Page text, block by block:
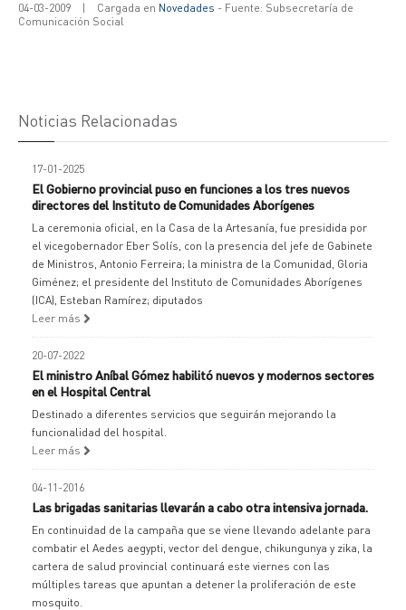
04-03-2009 | Cargada en Novedades - Fuente: Subsecretaría de
Comunicación Social
Noticias Relacionadas
17-01-2025
El Gobierno provincial puso en funciones a los tres nuevos
directores del Instituto de Comunidades Aborígenes
La ceremonia oficial, en la Casa de la Artesanía, fue presidida por
el vicegobernador Eber Solís, con la presencia del jefe de Gabinete
de Ministros, Antonio Ferreira; la ministra de la Comunidad, Gloria
Giménez; el presidente del Instituto de Comunidades Aborígenes
(ICA), Esteban Ramírez; diputados
Leer más
20-07-2022
El ministro Aníbal Gómez habilitó nuevos y modernos sectores
en el Hospital Central
Destinado a diferentes servicios que seguirán mejorando la
funcionalidad del hospital.
Leer más
04-11-2016
Las brigadas sanitarias llevarán a cabo otra intensiva jornada.
En continuidad de la campaña que se viene llevando adelante para
combatir el Aedes aegypti, vector del dengue, chikungunya y zika, la
cartera de salud provincial continuará este viernes con las
múltiples tareas que apuntan a detener la proliferación de este
mosquito.